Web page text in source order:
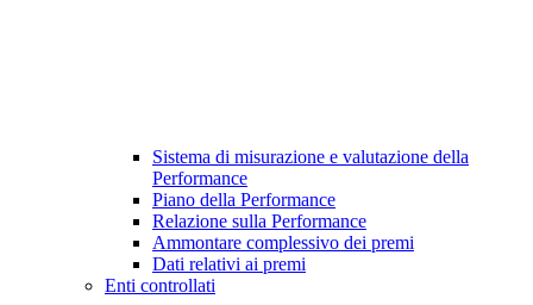
Sistema di misurazione e valutazione della
Performance
Piano della Performance
Relazione sulla Performance
Ammontare complessivo dei premi
Dati relativi ai premi
Enti controllati